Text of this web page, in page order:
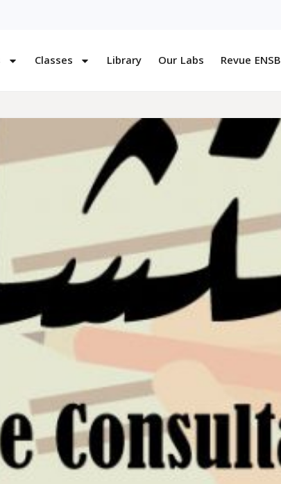
Classes Library Our Labs Revue ENSB